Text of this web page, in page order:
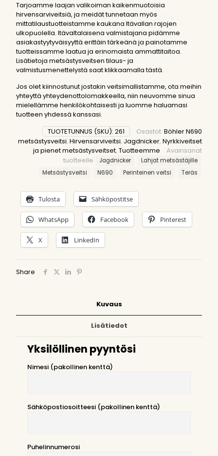
Tarjoamme laajan valikoiman kaikenmuotoisia
hirvensarviveitsiä, ja meidät tunnetaan myös
mittatilaustuotteistamme kaukana Itävallan rajojen
ulkopuolella. Itävaltalaisena valmistajana pidämme
asiakastyytyväisyyttä erittäin tärkeänä ja painotamme
tuotteissamme laatua ja erinomaista ammattitaitoa.
Lisätietoja metsästysveitsen tilaus- ja
valmistusmenettelystä saatklikkaamalla tästä.
Jos olet kiinnostunut jostakin veitsimallistamme, ota meihin
yhteyttä yhteydenottolomakkeella, niin neuvomme sinua
mielellämme henkilökohtaisesti ja luomme haluamasi
tuotteen yhdessä kanssasi.
TUOTETUNNUS (SKU): 261 Osastot: Böhler N690
metsästysveitsi, Hirvensarviveitsi, Jagdnicker, Nyrkkiveitset
ja pienet metsästysveitset, Tuotteemme
Avainsanat
tuotteelle
Jagdnicker
Lahjat metsästäjille
Metsästysveitsi
N690 Perinteinen veitsi Teräs
Tulosta Sähköpostitse
WhatsApp Facebook Pinterest
X LinkedIn
Share
Kuvaus
Lisätiedot
Yksilöllinen pyyntösi
Nimesi (pakollinen kenttä)
Sähköpostiosoitteesi (pakollinen kenttä)
Puhelinnumerosi